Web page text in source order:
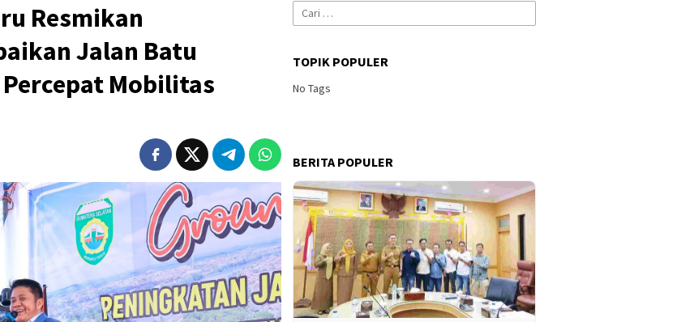
Resmikan
Jalan Batu
Mobilitas
Cari
untuk:
TOPIK POPULER
No Tags
BERITA POPULER